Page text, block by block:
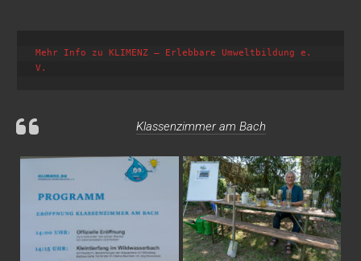
Mehr Info zu KLIMENZ – Erlebbare Umweltbildung e.
Klassenzimmer am Bach